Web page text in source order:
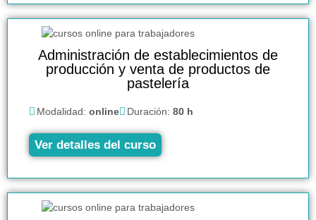
Administración de establecimientos de
producción y venta de productos de
pastelería
Modalidad: online Duración: 80 h
Ver detalles del curso